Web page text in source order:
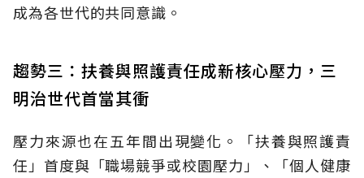
成為各世代的共同意識。
趨勢三：扶養與照護責任成新核心壓力，三
明治世代首當其衝
壓力來源也在五年間出現變化。「扶養與照護責
任」首度與「職場競爭或校園壓力」、「個人健康